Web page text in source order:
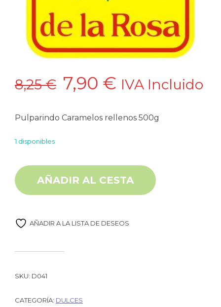
8,25€ El
precio
era:
8,25 €.
7,90 € El
precio
es:
7,90 €.
IVA Incluido
Pulparindo Caramelos rellenos 500g
1 disponibles
AÑADIR AL CESTA
AÑADIR A LA LISTA DE DESEOS
SKU: D041
CATEGORÍA: DULCES